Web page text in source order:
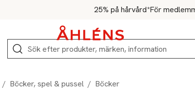
25% på hårvård*För
Sök
/ Böcker, spel & pussel / Böcker